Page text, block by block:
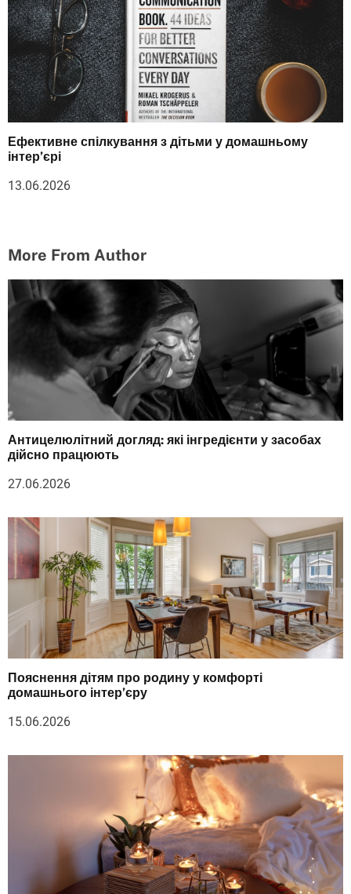
Ефективне спілкування з дітьми у домашньому
інтер’єрі
13.06.2026
More From Author
Антицелюлітний догляд: які інгредієнти у засобах
дійсно працюють
27.06.2026
Пояснення дітям про родину у комфорті
домашнього інтер’єру
15.06.2026